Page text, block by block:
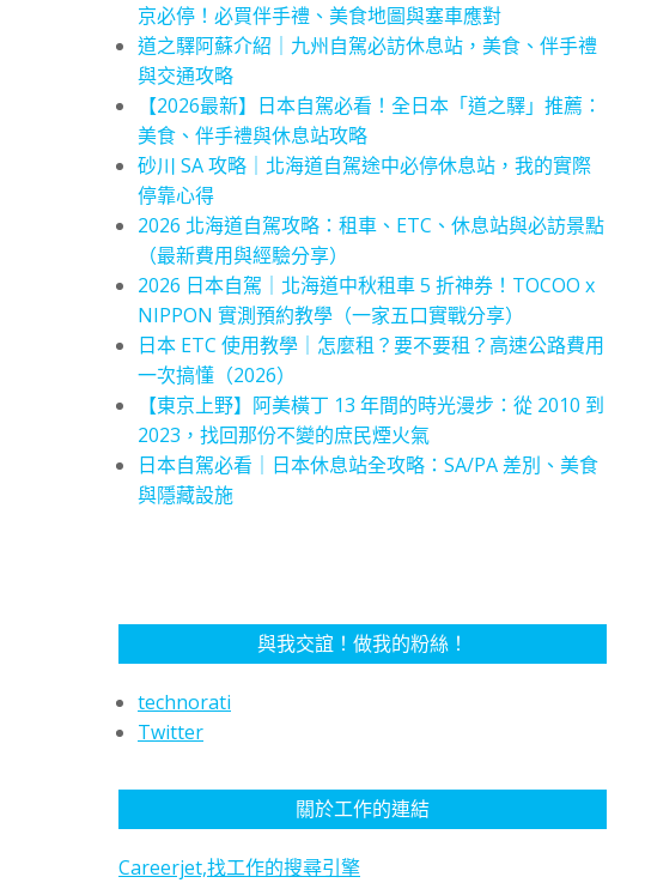
京必停！必買伴手禮、美食地圖與塞車應對
道之驛阿蘇介紹｜九州自駕必訪休息站，美食、伴手禮
與交通攻略
【2026最新】日本自駕必看！全日本「道之驛」推薦：
美食、伴手禮與休息站攻略
砂川 SA 攻略｜北海道自駕途中必停休息站，我的實際
停靠心得
2026 北海道自駕攻略：租車、ETC、休息站與必訪景點
（最新費用與經驗分享）
2026 日本自駕｜北海道中秋租車 5 折神券！TOCOO x
NIPPON 實測預約教學（一家五口實戰分享）
日本 ETC 使用教學｜怎麼租？要不要租？高速公路費用
一次搞懂（2026）
【東京上野】阿美橫丁 13 年間的時光漫步：從 2010 到
2023，找回那份不變的庶民煙火氣
日本自駕必看｜日本休息站全攻略：SA/PA 差別、美食
與隱藏設施
與我交誼！做我的粉絲！
technorati
Twitter
關於工作的連結
Careerjet,找工作的搜尋引擎